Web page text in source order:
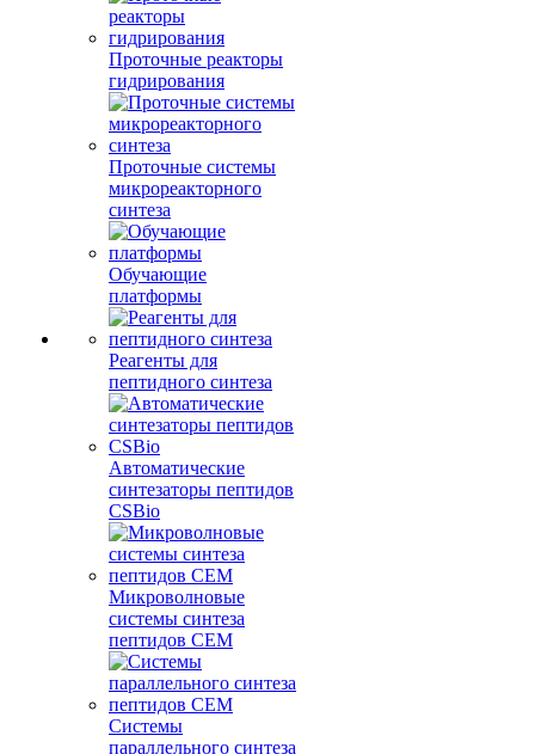
Проточные реакторы
гидрирования
Проточные системы
микрореакторного
синтеза
Обучающие
платформы
Реагенты для
пептидного синтеза
Автоматические
синтезаторы пептидов
CSBio
Микроволновые
системы синтеза
пептидов CEM
Системы
параллельного синтеза